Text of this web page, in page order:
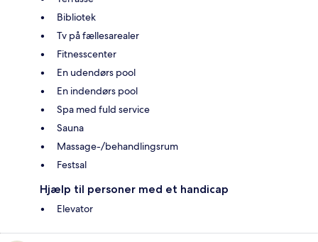
Bibliotek
Tv på fællesarealer
Fitnesscenter
En udendørs pool
En indendørs pool
Spa med fuld service
Sauna
Massage-/behandlingsrum
Festsal
Hjælp til personer med et handicap
Elevator